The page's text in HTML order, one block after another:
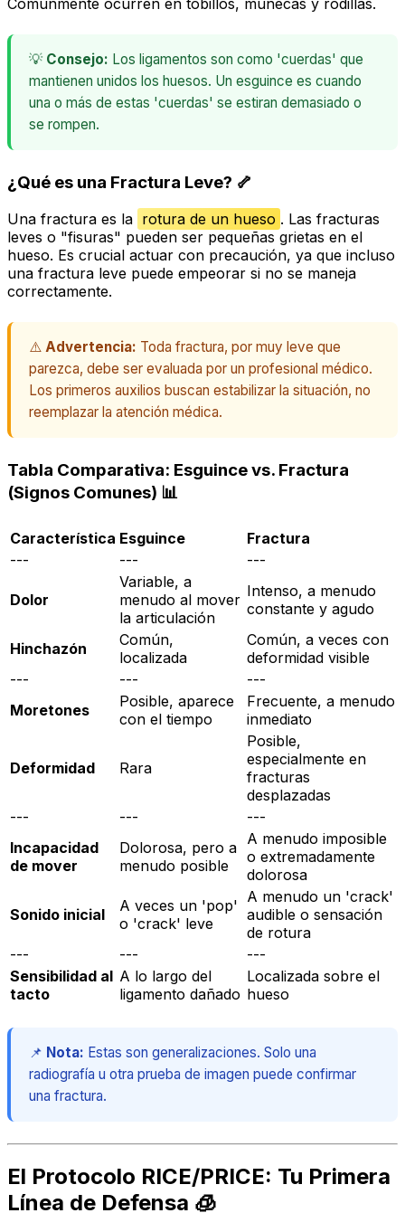
Comúnmente ocurren en tobillos, muñecas y rodillas.
💡 Consejo: Los ligamentos son como 'cuerdas' que
mantienen unidos los huesos. Un esguince es cuando
una o más de estas 'cuerdas' se estiran demasiado o
se rompen.
¿Qué es una Fractura Leve? 🦴
Una fractura es la rotura de un hueso . Las fracturas
leves o "fisuras" pueden ser pequeñas grietas en el
hueso. Es crucial actuar con precaución, ya que incluso
una fractura leve puede empeorar si no se maneja
correctamente.
⚠️ Advertencia: Toda fractura, por muy leve que
parezca, debe ser evaluada por un profesional médico.
Los primeros auxilios buscan estabilizar la situación, no
reemplazar la atención médica.
Tabla Comparativa: Esguince vs. Fractura
(Signos Comunes) 📊
Característica Esguince
Fractura
---
--- ---
Dolor
Variable, a
menudo al mover
la articulación
Intenso, a menudo
constante y agudo
Hinchazón
Común,
localizada
Común, a veces con
deformidad visible
---
---
---
Moretones
Posible, aparece
con el tiempo
Frecuente, a menudo
inmediato
Deformidad Rara
Posible,
especialmente en
fracturas
desplazadas
---
---
---
Incapacidad
de mover
Dolorosa, pero a
menudo posible
A menudo imposible
o extremadamente
dolorosa
Sonido inicial
A veces un 'pop'
o 'crack' leve
A menudo un 'crack'
audible o sensación
de rotura
---
---
---
Sensibilidad al
tacto
A lo largo del
ligamento dañado
Localizada sobre el
hueso
📌 Nota: Estas son generalizaciones. Solo una
radiografía u otra prueba de imagen puede confirmar
una fractura.
El Protocolo RICE/PRICE: Tu Primera
Línea de Defensa 🧊